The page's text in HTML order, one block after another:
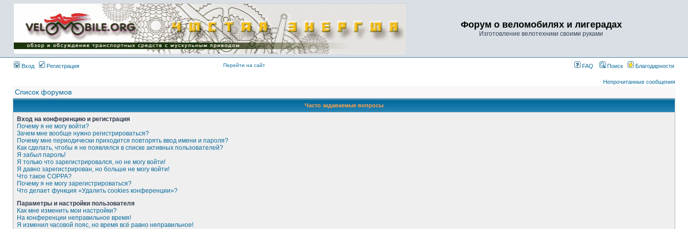
Имя пользователя:
Пароль:
{ LOG_ME_IN_SHORT
}
Форум о веломобилях и лигерадах
Изготовление велотехники своими руками
Вход Регистрация Перейти на сайт FAQ Поиск Благодарности
Непрочитанные сообщения
Список форумов
Часто задаваемые вопросы
Вход на конференцию и регистрация
Почему я не могу войти?
Зачем мне вообще нужно регистрироваться?
Почему мне периодически приходится повторять ввод имени и пароля?
Как сделать, чтобы я не появлялся в списке активных пользователей?
Я забыл пароль!
Я только что зарегистрировался, но не могу войти!
Я давно зарегистрирован, но больше не могу войти!
Что такое COPPA?
Почему я не могу зарегистрироваться?
Что делает функция «Удалить cookies конференции»?
Параметры и настройки пользователя
Как мне изменить мои настройки?
На конференции неправильное время!
Я изменил часовой пояс, но время всё равно неправильное!